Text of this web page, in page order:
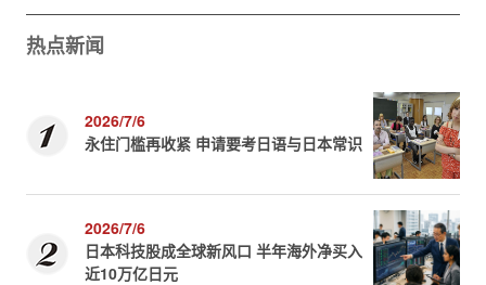
热点新闻
2026/7/6
永住门槛再收紧 申请要考日语与日本常识
2026/7/6
日本科技股成全球新风口 半年海外净买入
近10万亿日元